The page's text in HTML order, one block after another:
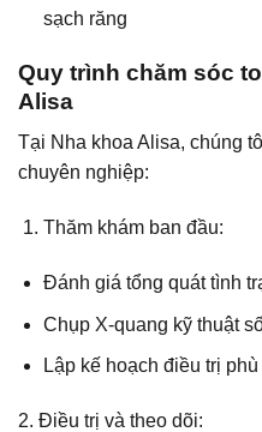
sạch răng
Quy trình chăm sóc
Alisa
Tại Nha khoa Alisa, chúng
chuyên nghiệp:
Thăm khám ban đầu:
Đánh giá tổng quát tình
Chụp X-quang kỹ thuật
Lập kế hoạch điều trị
2. Điều trị và theo dõi: